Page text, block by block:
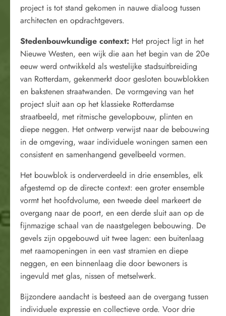
project is tot stand gekomen in nauwe dialoog tussen
architecten en opdrachtgevers.
Stedenbouwkundige context: Het project ligt in het
Nieuwe Westen, een wijk die aan het begin van de 20e
eeuw werd ontwikkeld als westelijke stadsuitbreiding
van Rotterdam, gekenmerkt door gesloten bouwblokken
en bakstenen straatwanden. De vormgeving van het
project sluit aan op het klassieke Rotterdamse
straatbeeld, met ritmische gevelopbouw, plinten en
diepe neggen. Het ontwerp verwijst naar de bebouwing
in de omgeving, waar individuele woningen samen een
consistent en samenhangend gevelbeeld vormen.
Het bouwblok is onderverdeeld in drie ensembles, elk
afgestemd op de directe context: een groter ensemble
vormt het hoofdvolume, een tweede deel markeert de
overgang naar de poort, en een derde sluit aan op de
fijnmazige schaal van de naastgelegen bebouwing. De
gevels zijn opgebouwd uit twee lagen: een buitenlaag
met raamopeningen in een vast stramien en diepe
neggen, en een binnenlaag die door bewoners is
ingevuld met glas, nissen of metselwerk.
Bijzondere aandacht is besteed aan de overgang tussen
individuele expressie en collectieve orde. Voor drie